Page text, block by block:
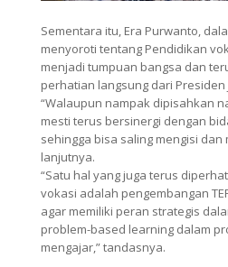
Sementara itu, Era Purwanto,
menyoroti tentang Pendidikan
menjadi tumpuan bangsa dan
perhatian langsung dari Presiden
“Walaupun nampak dipisahkan
mesti terus bersinergi dengan
sehingga bisa saling mengisi dan
lanjutnya.
“Satu hal yang juga terus
vokasi adalah pengembangan
agar memiliki peran strategis
problem-based learning dalam
mengajar,” tandasnya.